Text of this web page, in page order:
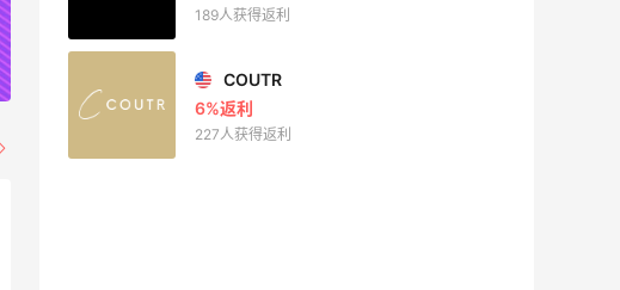
189人获得返利
COUTR
6%返利
227人获得返利